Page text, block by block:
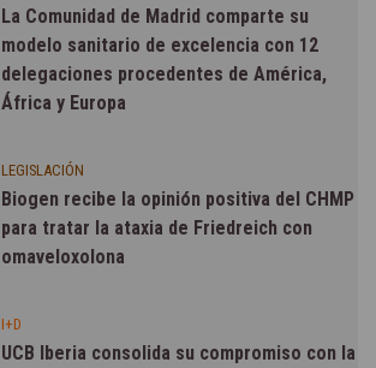
La Comunidad de Madrid comparte su
modelo sanitario de excelencia con 12
delegaciones procedentes de América,
África y Europa
LEGISLACIÓN
Biogen recibe la opinión positiva del CHMP
para tratar la ataxia de Friedreich con
omaveloxolona
I+D
UCB Iberia consolida su compromiso con la